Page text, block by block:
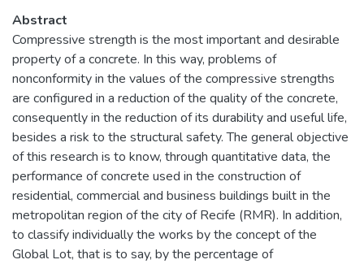
Abstract
Compressive strength is the most important and desirable
property of a concrete. In this way, problems of
nonconformity in the values of the compressive strengths
are configured in a reduction of the quality of the concrete,
consequently in the reduction of its durability and useful life,
besides a risk to the structural safety. The general objective
of this research is to know, through quantitative data, the
performance of concrete used in the construction of
residential, commercial and business buildings built in the
metropolitan region of the city of Recife (RMR). In addition,
to classify individually the works by the concept of the
Global Lot, that is to say, by the percentage of